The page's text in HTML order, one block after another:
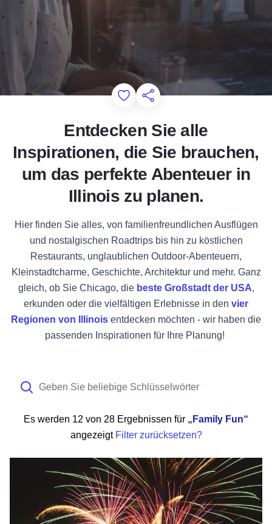
Add to Favorites
Diese Seite teilen
Entdecken Sie alle
Inspirationen, die Sie brauchen,
um das perfekte Abenteuer in
Illinois zu planen.
Hier finden Sie alles, von familienfreundlichen Ausflügen
und nostalgischen Roadtrips bis hin zu köstlichen
Restaurants, unglaublichen Outdoor-Abenteuern,
Kleinstadtcharme, Geschichte, Architektur und mehr. Ganz
gleich, ob Sie Chicago, die beste Großstadt der USA,
erkunden oder die vielfältigen Erlebnisse in den vier
Regionen von Illinois entdecken möchten - wir haben die
passenden Inspirationen für Ihre Planung!
Es werden 12 von 28 Ergebnissen für
Family Fun
angezeigtFilter zurücksetzen?
Spaß am Thanksgiving-Wochenende in Illinois